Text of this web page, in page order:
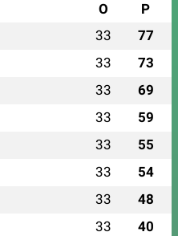
O P
33 77
33 73
33 69
33 59
33 55
33 54
33 48
33 40